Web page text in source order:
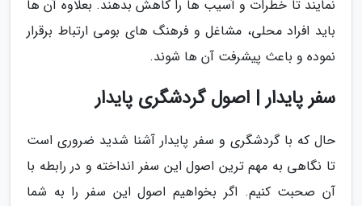
نمایند تا خطرات و آسیب ها را کاهش بدهند. بعلاوه آن ها
باید افراد محلی، مشاغل و فرهنگ های بومی ارتباط برقرار
نموده و باعث پیشرفت آن ها شوند.
سفر پایدار | اصول گردشگری پایدار
حال که با گردشگری و سفر پایدار آشنا شدید ضروری است
تا نگاهی به مهم ترین اصول این سفر انداخته و در رابطه با
آن صحبت کنیم. اگر بخواهیم اصول این سفر را به شما